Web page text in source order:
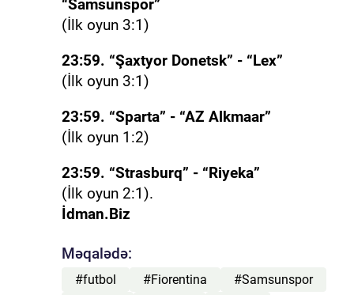
“Samsunspor”
(İlk oyun 3:1)
23:59. “Şaxtyor Donetsk” - “Lex”
(İlk oyun 3:1)
23:59. “Sparta” - “AZ Alkmaar”
(İlk oyun 1:2)
23:59. “Strasburq” - “Riyeka”
(İlk oyun 2:1).
İdman.Biz
Məqalədə:
#futbol #Fiorentina
#Samsunspor